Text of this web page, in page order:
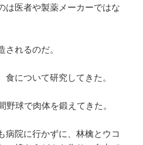
は医者や製薬メーカーではな
れるのだ。
について研究してきた。
球で肉体を鍛えてきた。
病院に行かずに、林檎とウコ